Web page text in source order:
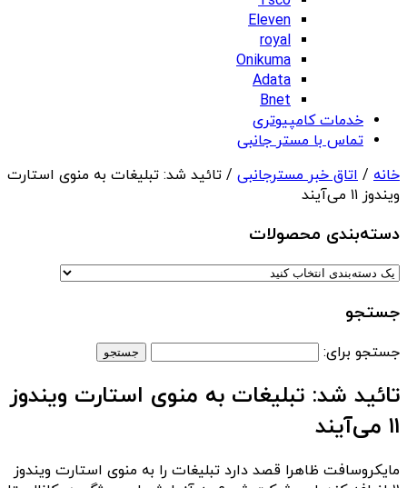
Eleven
royal
Onikuma
Adata
Bnet
خدمات کامپیوتری
تماس با مستر جانبی
خانه / اتاق خبر مسترجانبی / تائید شد: تبلیغات به منوی استارت
ویندوز ۱۱ می‌آیند
دسته‌بندی‌ محصولات
جستجو
جستجو برای:
تائید شد: تبلیغات به منوی استارت ویندوز
۱۱ می‌آیند
مایکروسافت ظاهرا قصد دارد تبلیغات را به منوی استارت ویندوز